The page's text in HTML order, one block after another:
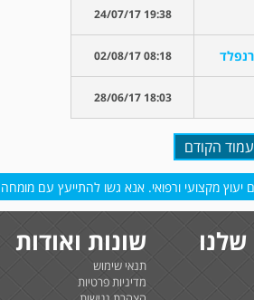
19:38 24/07/17
08:18 02/08/17
18:03 28/06/17
הקודם
מקצועי ורפואי. אנא גשו להתייעץ עם מומחה
שונות ואודות
תנאי שימוש
מדיניות פרטיות